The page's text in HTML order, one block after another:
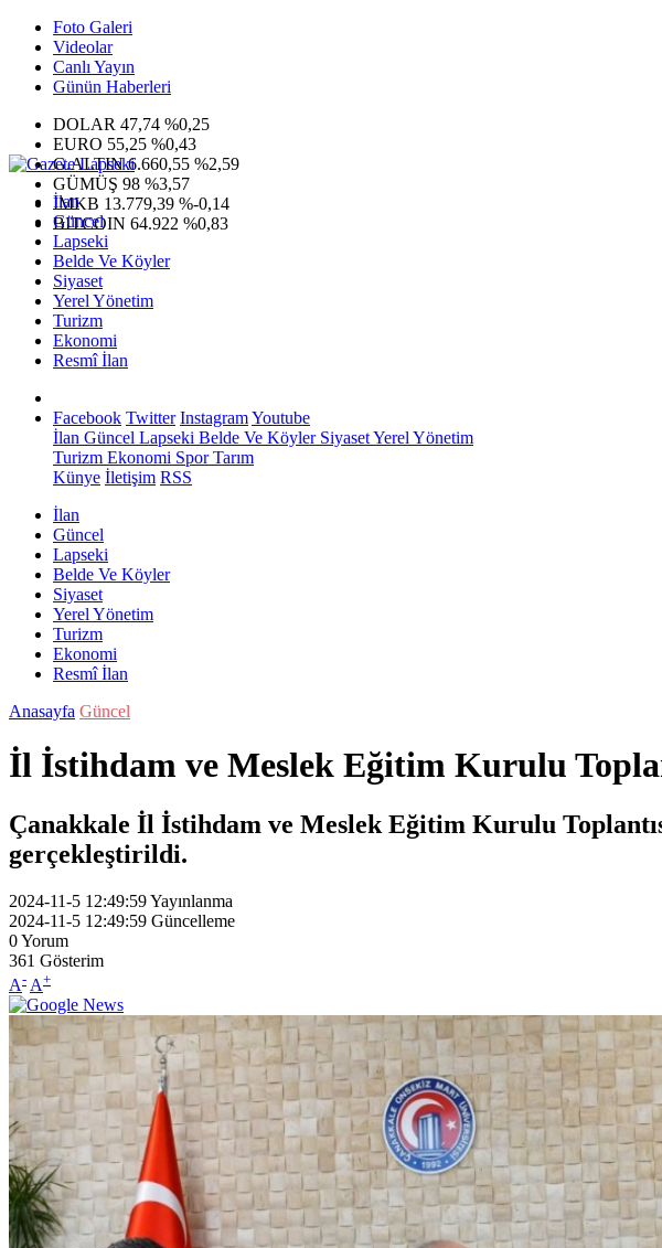
Foto Galeri
Videolar
Canlı Yayın
Günün Haberleri
DOLAR 47,74 %0,25
EURO 55,25 %0,43
G.ALTIN6.660,55 %2,59
GÜMÜŞ 98 %3,57
IMKB 13.779,39 %-0,14
BITCOIN 64.922 %0,83
İlan
Güncel
Lapseki
Belde Ve Köyler
Siyaset
Yerel Yönetim
Turizm
Ekonomi
Resmî İlan
Facebook Twitter InstagramYoutube
İlan Güncel Lapseki Belde Ve KöylerSiyasetYerel Yönetim
Turizm Ekonomi SporTarım
Künye İletişim RSS
İlan
Güncel
Lapseki
Belde Ve Köyler
Siyaset
Yerel Yönetim
Turizm
Ekonomi
Resmî İlan
Anasayfa Güncel
İl İstihdam ve Meslek Eğitim Kurulu
Çanakkale İl İstihdam ve Meslek Eğitim Kurulu
gerçekleştirildi.
2024-11-5 12:49:59Yayınlanma
2024-11-5 12:49:59 Güncelleme
0Yorum
361 Gösterim
A- A+